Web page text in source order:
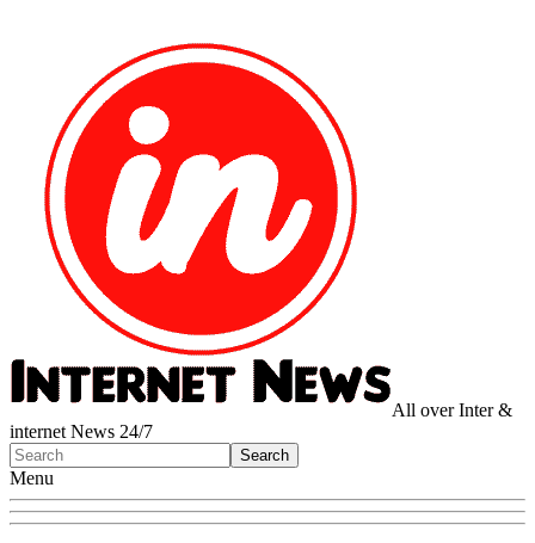
All over Inter &
internet News 24/7
Menu